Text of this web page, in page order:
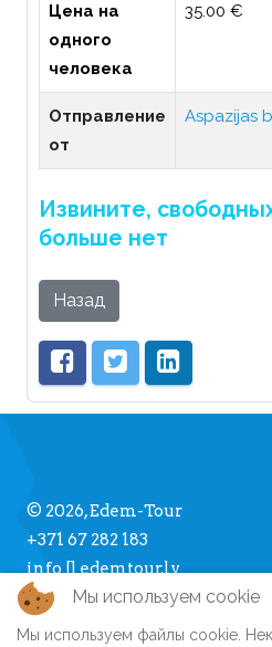
Цена на
одного
человека
35.00 €
Отправление
от
Aspazijas
Извините,
больше нет
Назад
© 2026, Edem-Tour
+371 67 282 183
info [] edemtour.lv
Про Edem-Tour
Мы используем cookie
Мы используем файлы cookie.